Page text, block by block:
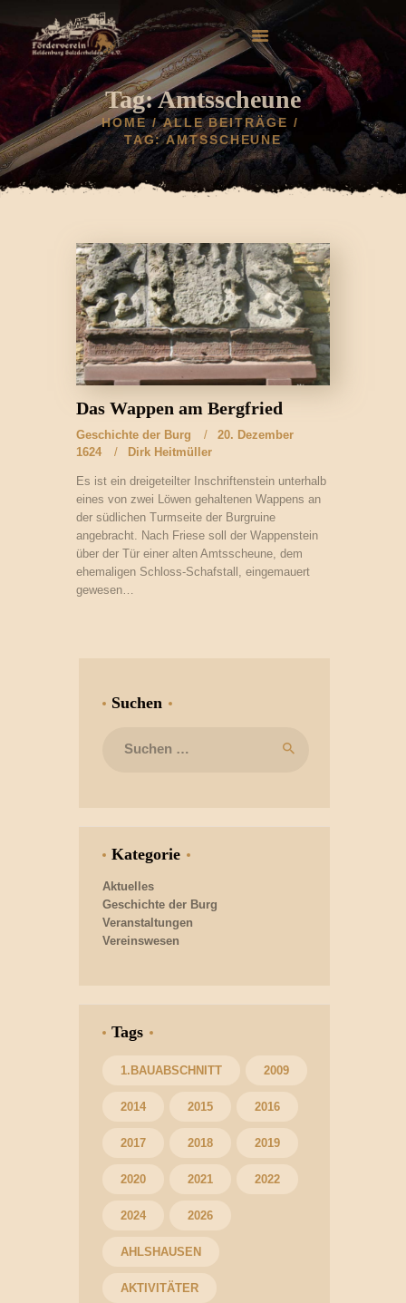
Tag: Amtsscheune
HOME
ALLE BEITRÄGE
TAG: AMTSSCHEUNE
HOME
AKTUELLES
HISTORIE
VEREIN
GALERIE
Das Wappen am Bergfried
Geschichte der Burg
20. Dezember
1624
Dirk Heitmüller
Es ist ein dreigeteilter Inschriftenstein unterhalb
eines von zwei Löwen gehaltenen Wappens an
der südlichen Turmseite der Burgruine
angebracht. Nach Friese soll der Wappenstein
über der Tür einer alten Amtsscheune, dem
ehemaligen Schloss-Schafstall, eingemauert
gewesen…
Suchen
nach:
Kategorie
Aktuelles
Geschichte der Burg
Veranstaltungen
Vereinswesen
Tags
1.BAUABSCHNITT 2009
2014 2015 2016
2017 2018 2019
2020 2021 2022
2024 2026
AHLSHAUSEN
AKTIVITÄTER